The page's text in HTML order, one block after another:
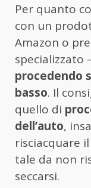
Per quanto
con un
Amazon o
specializzato
procedendo
basso. Il
quello di
dell’auto,
risciacquare
tale da non
seccarsi.